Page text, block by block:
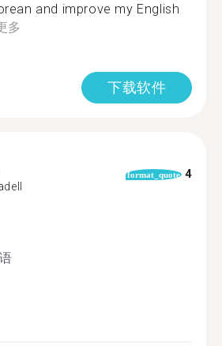
and improve my English
多
下载软件
format_quote 4